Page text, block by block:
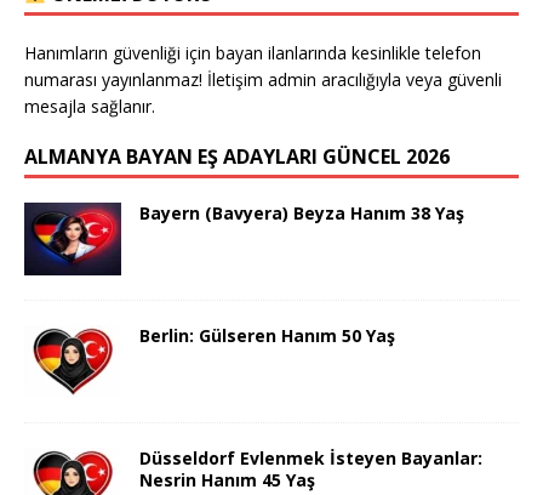
Hanımların güvenliği için bayan ilanlarında kesinlikle telefon
numarası yayınlanmaz! İletişim admin aracılığıyla veya güvenli
mesajla sağlanır.
ALMANYA BAYAN EŞ ADAYLARI GÜNCEL 2026
Bayern (Bavyera) Beyza Hanım 38 Yaş
Berlin: Gülseren Hanım 50 Yaş
Düsseldorf Evlenmek İsteyen Bayanlar:
Nesrin Hanım 45 Yaş